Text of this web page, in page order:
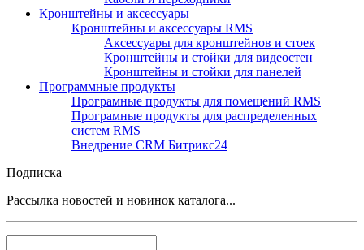
Кронштейны и аксессуары
Кронштейны и аксессуары RMS
Аксессуары для кронштейнов и стоек
Кронштейны и стойки для видеостен
Кронштейны и стойки для панелей
Программные продукты
Програмные продукты для помещений RMS
Програмные продукты для распределенных
систем RMS
Внедрение CRM Битрикс24
Подписка
Рассылка новостей и новинок каталога...